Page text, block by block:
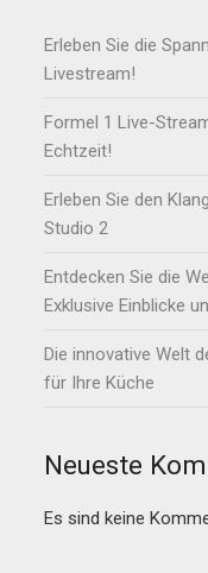
Erleben Sie die
Livestream!
Formel 1 Live-
Echtzeit!
Erleben Sie den
Studio 2
Entdecken Sie die
Exklusive Einblicke
Die innovative Welt
für Ihre Küche
Neueste
Es sind keine